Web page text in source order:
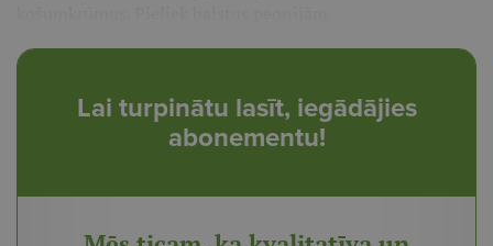
Lai turpinātu lasīt, iegādājies
abonementu!